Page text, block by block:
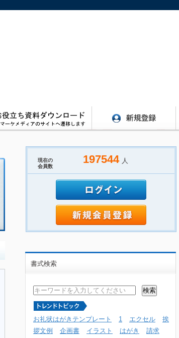
現在の
会員数
197544 人
書式検索
お礼状はがきテンプレート 1 エクセル
挨
拶文例
企画書 イラスト はがき
請求